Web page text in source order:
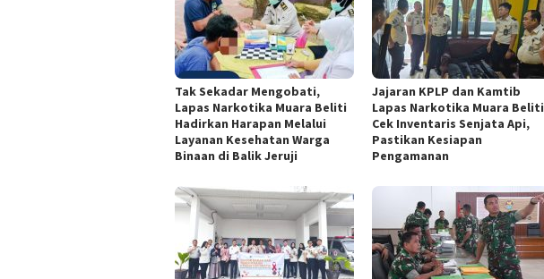
Tak Sekadar Mengobati,
Lapas Narkotika Muara Beliti
Hadirkan Harapan Melalui
Layanan Kesehatan Warga
Binaan di Balik Jeruji
Jajaran KPLP dan Kamtib
Lapas Narkotika Muara Beliti
Cek Inventaris Senjata Api,
Pastikan Kesiapan
Pengamanan